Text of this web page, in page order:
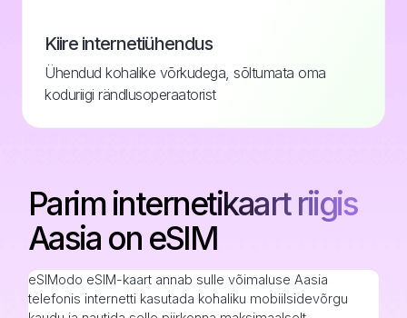
Kiire internetiühendus
Ühendud kohalike võrkudega, sõltumata oma
koduriigi rändlusoperaatorist
Parim internetikaart riigis
Aasia on eSIM
eSIModo eSIM-kaart annab sulle võimaluse Aasia
telefonis internetti kasutada kohaliku mobiilsidevõrgu